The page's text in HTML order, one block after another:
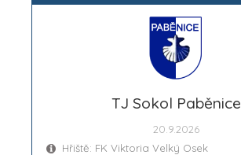
TJ Sokol Paběnice
20.9.2026
Hřiště: FK Viktoria Velký Osek